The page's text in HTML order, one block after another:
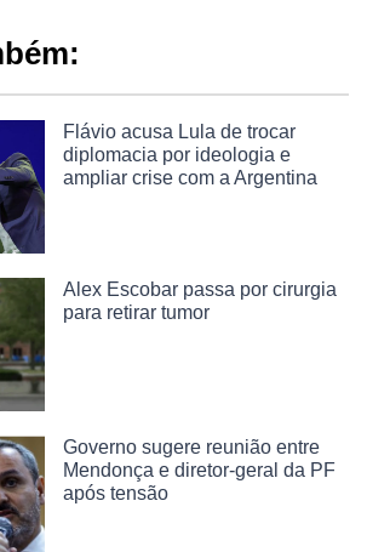
Flávio acusa Lula de trocar
diplomacia por ideologia e
ampliar crise com a Argentina
Alex Escobar passa por cirurgia
para retirar tumor
Governo sugere reunião entre
Mendonça e diretor-geral da PF
após tensão